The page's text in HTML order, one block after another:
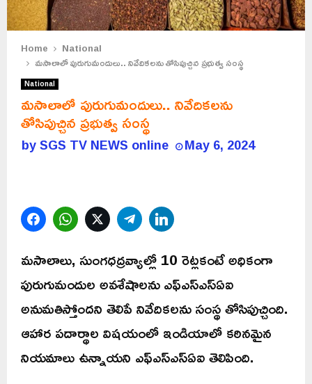
Home
National
మసాలాలో పురుగుమందులు.. నివేదికలను తోసిపుచ్చిన ప్రభుత్వ సంస్థ
National
మసాలాలో పురుగుమందులు.. నివేదికలను
తోసిపుచ్చిన ప్రభుత్వ సంస్థ
bySGS TV NEWS online May 6, 2024
FacebookWhatsAppTwitterTelegram
మసాలాలు, సుంగధద్రవ్యాల్లో 10 రెట్లకంటే అధికంగా
పురుగుమందుల అవశేషాలను ఎఫ్ఎస్ఎస్ఏఐ
అనుమతిస్తోందని తెలిపే నివేదికలను సంస్థ తోసిపుచ్చింది.
ఆహార పదార్థాల విషయంలో ఇండియాలో కఠినమైన
నియమాలు ఉన్నాయని ఎఫ్ఎస్ఎస్ఏఐ తెలిపింది.